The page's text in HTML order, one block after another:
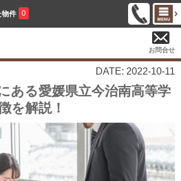
物件 0
お問合せ
DATE: 2022-10-11
ある愛媛県立今治南高等学
を解説！